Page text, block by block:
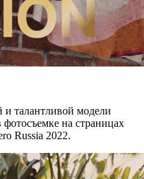
и талантливой модели
на страницах
Russia 2022.